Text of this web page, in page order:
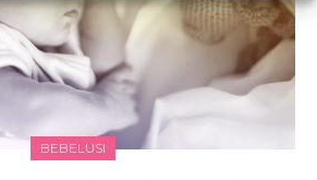
BEBELUSI